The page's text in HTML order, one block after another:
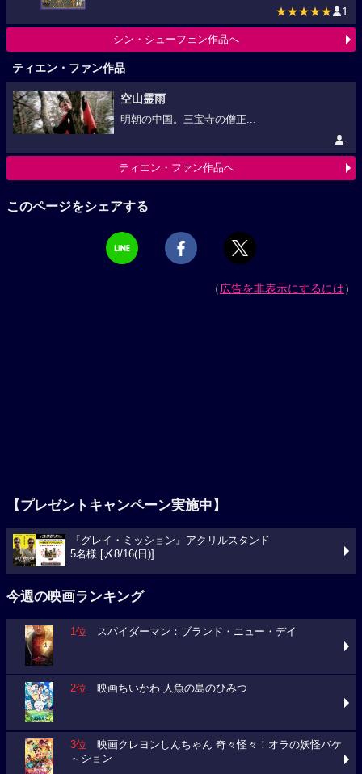
★★★★★ 1
シン・シューフェン作品へ
ティエン・ファン作品
空山霊雨
明朝の中国。三宝寺の僧正...
-
ティエン・ファン作品へ
このページをシェアする
（広告を非表示にするには）
【プレゼントキャンペーン実施中】
『グレイ・ミッション』アクリルスタンド
5名様 [〆8/16(日)]
今週の映画ランキング
1位 スパイダーマン：ブランド・ニュー・デイ
2位 映画ちいかわ 人魚の島のひみつ
3位 映画クレヨンしんちゃん 奇々怪々！オラの妖怪バケ
～ション